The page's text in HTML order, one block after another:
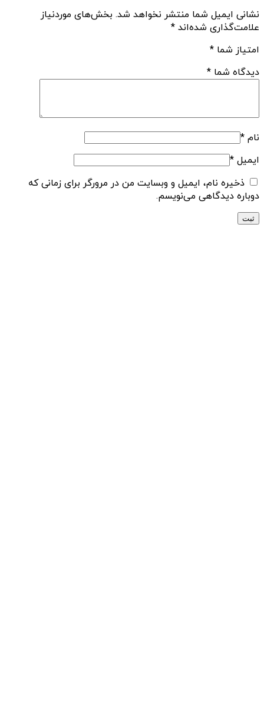
نشانی ایمیل شما منتشر نخواهد شد. بخش‌های موردنیاز
علامت‌گذاری شده‌اند *
امتیاز شما *
دیدگاه شما *
نام *
ایمیل *
ذخیره نام، ایمیل و وبسایت من در مرورگر برای زمانی که
دوباره دیدگاهی می‌نویسم.